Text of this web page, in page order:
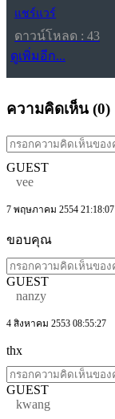
แชร์แวร์
ดาวน์โหลด : 43
ดูเพิ่มอีก...
ความคิดเห็น (0)
GUEST
vee
7 พฤษภาคม 2554 21:18:07
ขอบคุณ
GUEST
nanzy
4 สิงหาคม 2553 08:55:27
thx
GUEST
kwang